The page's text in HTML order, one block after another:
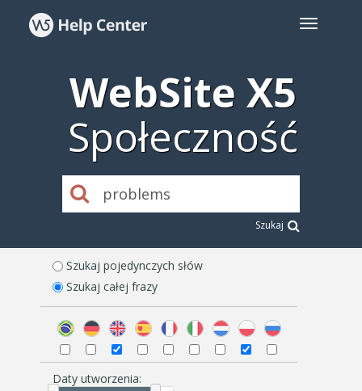
WebSite X5
Społeczność
Szukaj
Szukaj pojedynczych słów
Szukaj całej frazy
Daty utworzenia: